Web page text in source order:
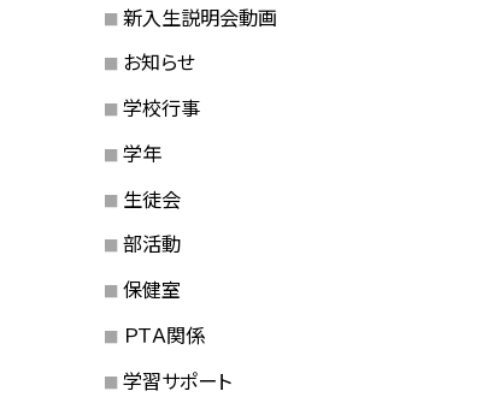
新入生説明会動画
お知らせ
学校行事
学年
生徒会
部活動
保健室
ＰＴＡ関係
学習サポート